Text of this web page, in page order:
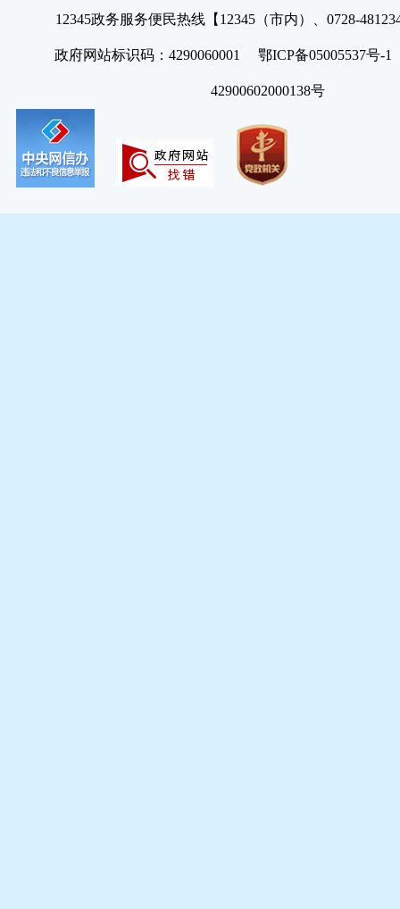
12345政务服务便民热线【12345（市内）、0728-
政府网站标识码：4290060001 鄂ICP备05005537号
42900602000138号